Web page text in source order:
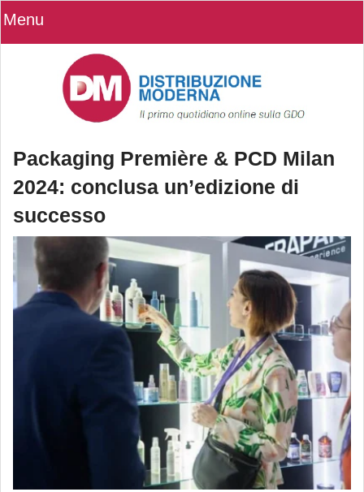
Menu
Packaging Première & PCD Milan
2024: conclusa un’edizione di
successo